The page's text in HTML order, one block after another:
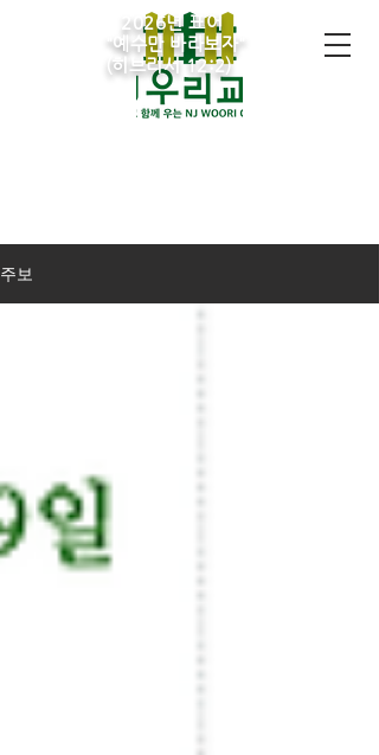
2026년 표어
​"예수만 바라보자"
(히브리서 12:2)
주보